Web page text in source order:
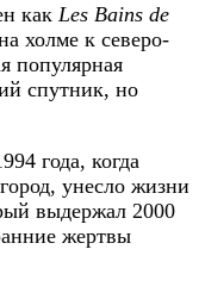
как Les Bains de
холме к северо-
популярная
спутник, но
года, когда
унесло жизни
выдержал 2000
жертвы